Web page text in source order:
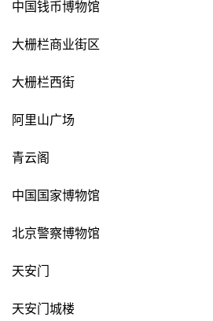
中国钱币博物馆
大栅栏商业街区
大栅栏西街
阿里山广场
青云阁
中国国家博物馆
北京警察博物馆
天安门
天安门城楼